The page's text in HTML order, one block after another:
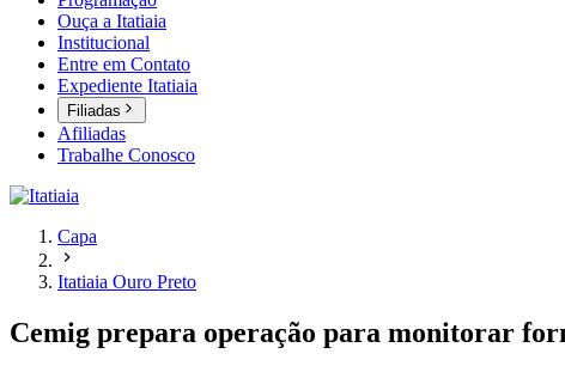
Ouça a Itatiaia
Institucional
Entre em Contato
Expediente Itatiaia
Filiadas
Afiliadas
Trabalhe Conosco
Capa
Itatiaia Ouro Preto
Cemig prepara operação para monitorar